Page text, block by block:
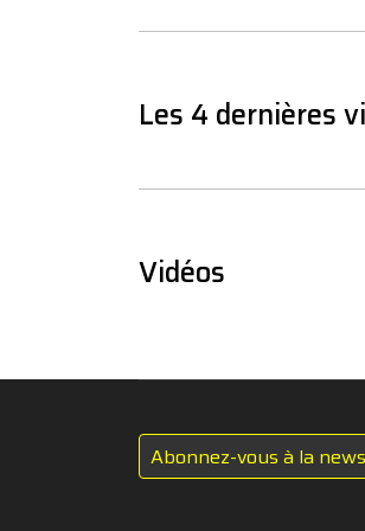
Les 4 dernières
Vidéos
Abonnez-vous à la